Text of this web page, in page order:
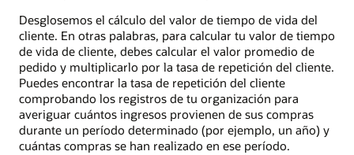
Desglosemos el cálculo del valor de tiempo de vida del
cliente. En otras palabras, para calcular tu valor de tiempo
de vida de cliente, debes calcular el valor promedio de
pedido y multiplicarlo por la tasa de repetición del cliente.
Puedes encontrar la tasa de repetición del cliente
comprobando los registros de tu organización para
averiguar cuántos ingresos provienen de sus compras
durante un período determinado (por ejemplo, un año) y
cuántas compras se han realizado en ese período.